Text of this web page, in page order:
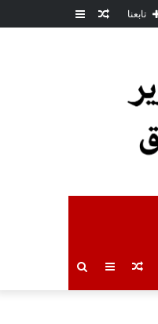
عمودمقال تابعنا
بحث عمود مقال